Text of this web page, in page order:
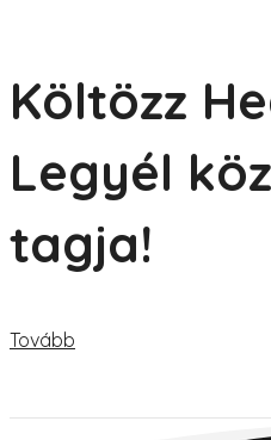
Költözz
Legyél
tagja!
Tovább